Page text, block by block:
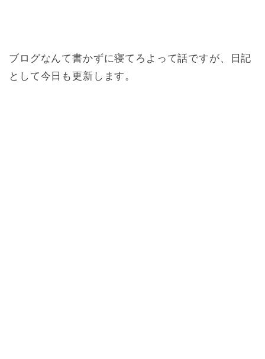
ブログなんて書かずに寝てろよって話ですが、日記
として今日も更新します。